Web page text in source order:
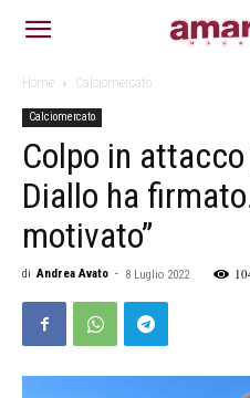
Home Calciomercato
Calciomercato
Colpo in attacco
Diallo ha
motivato”
di Andrea Avato - 8 Luglio 2022